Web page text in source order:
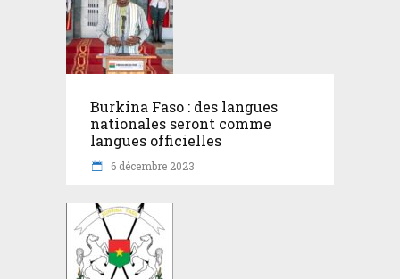
Burkina Faso : des langues
nationales seront comme
langues officielles
6 décembre 2023